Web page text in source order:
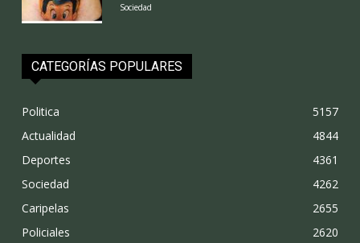
Sociedad
CATEGORÍAS POPULARES
Politica
5157
Actualidad
4844
Deportes
4361
Sociedad
4262
Caripelas
2655
Policiales
2620